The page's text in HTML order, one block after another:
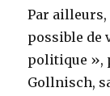
Par ailleurs,
possible de
politique »,
Gollnisch,